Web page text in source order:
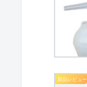
製品レビュー